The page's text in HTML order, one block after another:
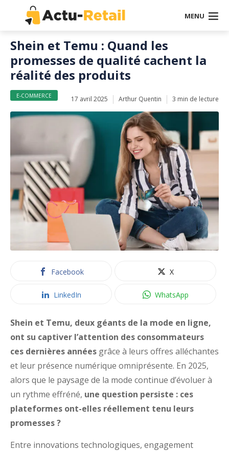
MENU
Shein et Temu : Quand les
promesses de qualité cachent la
réalité des produits
E-COMMERCE 17 avril 2025 Arthur Quentin 3 min de lecture
Facebook X
LinkedIn WhatsApp
Shein et Temu, deux géants de la mode en ligne,
ont su captiver l’attention des consommateurs
ces dernières années grâce à leurs offres alléchantes
et leur présence numérique omniprésente. En 2025,
alors que le paysage de la mode continue d’évoluer à
un rythme effréné, une question persiste : ces
plateformes ont-elles réellement tenu leurs
promesses ?
Entre innovations technologiques, engagement